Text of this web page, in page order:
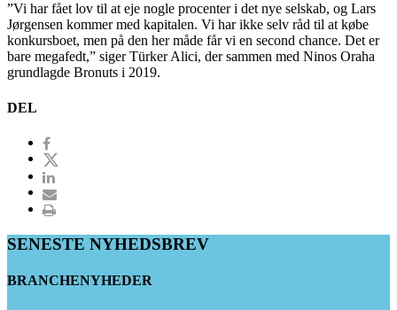
”Vi har fået lov til at eje nogle procenter i det nye selskab, og Lars
Jørgensen kommer med kapitalen. Vi har ikke selv råd til at købe
konkursboet, men på den her måde får vi en second chance. Det er
bare megafedt,” siger Türker Alici, der sammen med Ninos Oraha
grundlagde Bronuts i 2019.
DEL
SENESTE NYHEDSBREV
BRANCHENYHEDER